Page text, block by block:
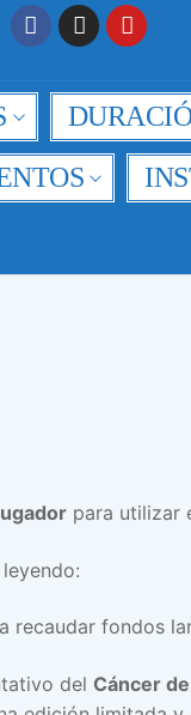
para utilizar
recaudar fondos
del Cáncer